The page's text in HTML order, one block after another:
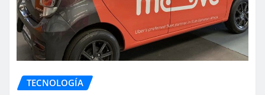
TECNOLOGÍA